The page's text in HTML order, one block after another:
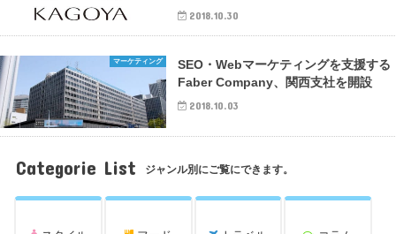
2018.10.30
マーケティング
SEO・Webマーケティングを支援する
Faber Company、関西支社を開設
2018.10.03
Categorie List ジャンル別にご覧にできます。